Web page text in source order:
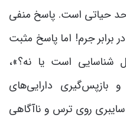
حد حیاتی است. پاسخ منفی
برابر جرم! اما پاسخ مثبت
شناسایی است یا نه؟»،
بازپس‌گیری دارایی‌های
روی ترس و ناآگاهی